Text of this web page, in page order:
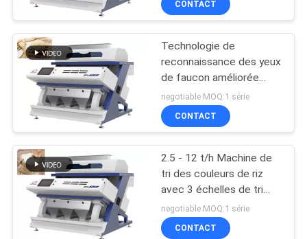
SITE
PRIVACY
POLICY
trieuse de couleur
de haricot
58
Trieuse de couleur
de blé
39
CONTACT
Technologie de
reconnaissance des yeux
de faucon améliorée
Sorteur de couleur de riz
Faible taux de
dommages
negotiable MOQ:1 série
CONTACT
2.5 - 12 t/h Machine de
tri des couleurs de riz
avec 3 échelles de tri
Source lumineuse LED
negotiable MOQ:1 série
CONTACT